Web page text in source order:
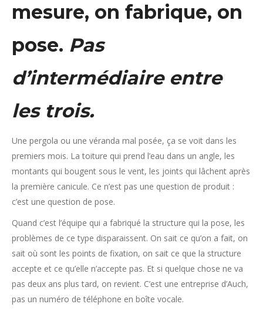
mesure, on fabrique, on
pose. Pas
d’intermédiaire entre
les trois.
Une pergola ou une véranda mal posée, ça se voit dans les
premiers mois. La toiture qui prend l’eau dans un angle, les
montants qui bougent sous le vent, les joints qui lâchent après
la première canicule. Ce n’est pas une question de produit :
c’est une question de pose.
Quand c’est l’équipe qui a fabriqué la structure qui la pose, les
problèmes de ce type disparaissent. On sait ce qu’on a fait, on
sait où sont les points de fixation, on sait ce que la structure
accepte et ce qu’elle n’accepte pas. Et si quelque chose ne va
pas deux ans plus tard, on revient. C’est une entreprise d’Auch,
pas un numéro de téléphone en boîte vocale.